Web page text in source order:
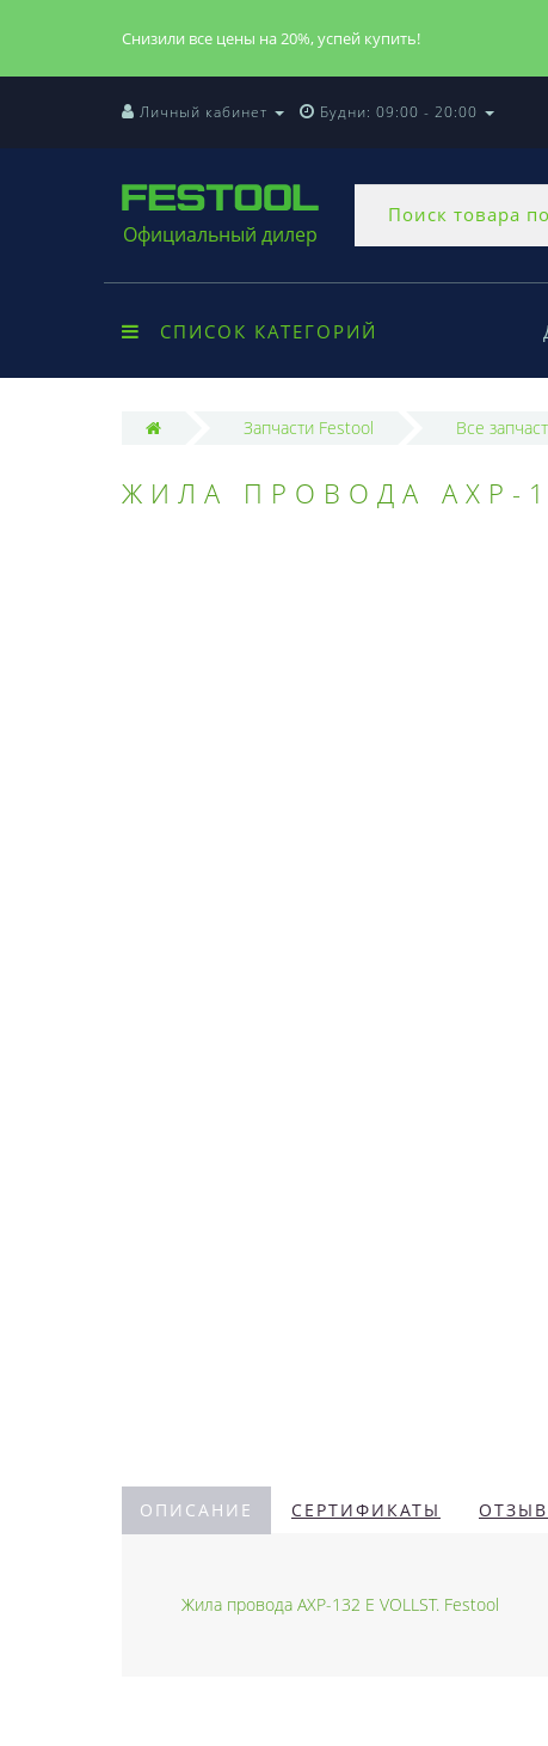
Снизили все цены на 20%, успей купить!
Личный кабинет Будни: 09:00 - 20:00
Официальный дилер
СПИСОК КАТЕГОРИЙ
Запчасти Festool Все
ЖИЛА ПРОВОДА AXP-
ОПИСАНИЕ СЕРТИФИКАТЫ
Жила провода AXP-132 E VOLLST. Festool